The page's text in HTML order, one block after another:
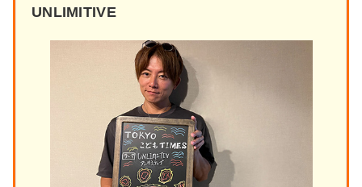
UNLIMITIVE